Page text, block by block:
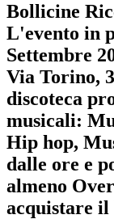
Bollicine
L'evento in
Settembre
Via Torino,
discoteca
musicali:
Hip hop,
dalle ore e
almeno
acquistare